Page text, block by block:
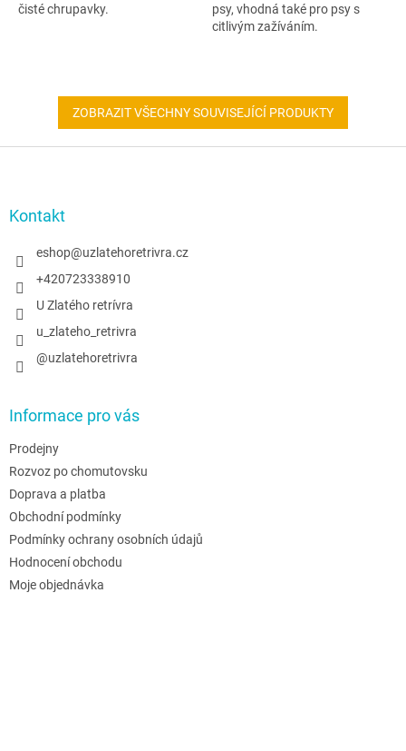
čisté chrupavky.
psy, vhodná také pro psy s
citlivým zažíváním.
ZOBRAZIT VŠECHNY SOUVISEJÍCÍ PRODUKTY
Kontakt
eshop@uzlatehoretrivra.cz
+420723338910
U Zlatého retrívra
u_zlateho_retrivra
@uzlatehoretrivra
Informace pro vás
Prodejny
Rozvoz po chomutovsku
Doprava a platba
Obchodní podmínky
Podmínky ochrany osobních údajů
Hodnocení obchodu
Moje objednávka